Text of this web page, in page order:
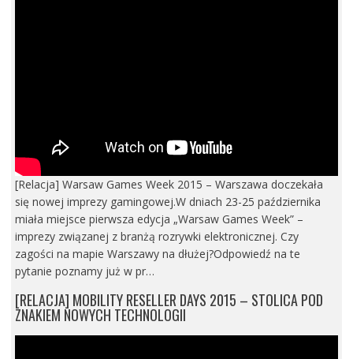
[Relacja] Warsaw Games Week 2015 – Warszawa doczekała
się nowej imprezy gamingowej.W dniach 23-25 października
miała miejsce pierwsza edycja „Warsaw Games Week” –
imprezy związanej z branżą rozrywki elektronicznej. Czy
zagości na mapie Warszawy na dłużej?Odpowiedź na te
pytanie poznamy już w pr…
[RELACJA] MOBILITY RESELLER DAYS 2015 – STOLICA POD
ZNAKIEM NOWYCH TECHNOLOGII